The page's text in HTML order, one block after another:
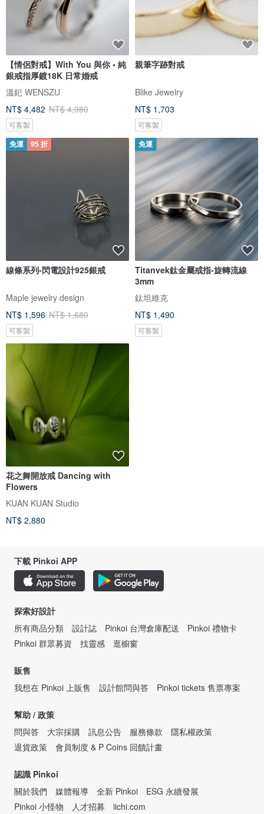
【情侶對戒】With You 與你 • 純
銀戒指厚鍍18K 日常婚戒
溫釲 WENSZU
NT$ 4,482 NT$ 4,980
可客製
親筆字跡對戒
Blike Jewelry
NT$ 1,703
可客製
免運 95 折
線條系列-閃電設計925銀戒
Maple jewelry design
NT$ 1,596 NT$ 1,680
可客製
免運
Titanvek鈦金屬戒指-旋轉流線
3mm
鈦坦維克
NT$ 1,490
可客製
花之舞開放戒 Dancing with
Flowers
KUAN KUAN Studio
NT$ 2,880
下載 Pinkoi APP
探索好設計
所有商品分類
設計誌 Pinkoi 台灣倉庫配送
Pinkoi 禮物卡
Pinkoi 群眾募資
找靈感 逛櫥窗
販售
我想在 Pinkoi 上販售
設計館問與答 Pinkoi tickets 售票專案
幫助 / 政策
問與答
大宗採購 訊息公告 服務條款
隱私權政策
退貨政策
會員制度 & P Coins 回饋計畫
認識 Pinkoi
關於我們
媒體報導 全新 Pinkoi
ESG 永續發展
Pinkoi 小怪物
人才招募 iichi.com